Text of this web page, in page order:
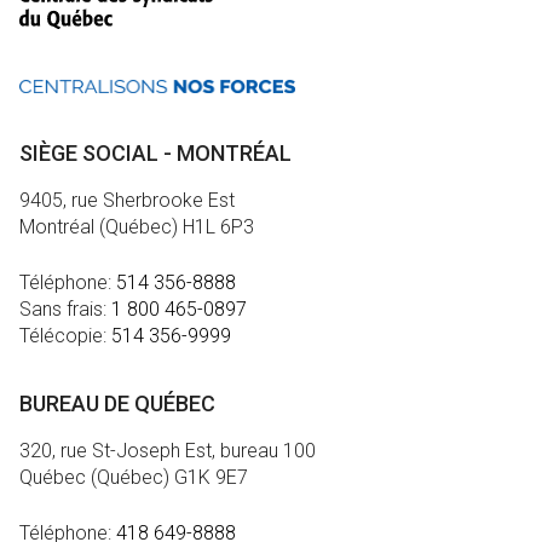
SIÈGE SOCIAL - MONTRÉAL
9405, rue Sherbrooke Est
Montréal (Québec) H1L 6P3
Téléphone: 514 356-8888
Sans frais: 1 800 465-0897
Télécopie: 514 356-9999
BUREAU DE QUÉBEC
320, rue St-Joseph Est, bureau 100
Québec (Québec) G1K 9E7
Téléphone: 418 649-8888